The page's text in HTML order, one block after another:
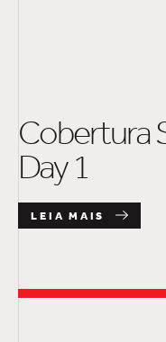
Cobertura
Day 1
LEIA MAIS